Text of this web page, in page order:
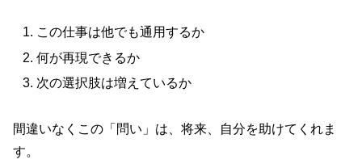
この仕事は他でも通用するか
何が再現できるか
次の選択肢は増えているか
間違いなくこの「問い」は、将来、自分を助けてくれま
す。